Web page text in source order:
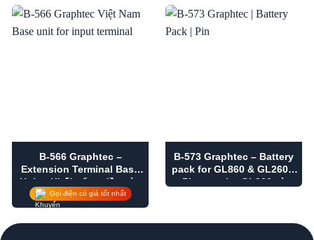
B-566 Graphtec –
Extension Terminal Base
Unit – Khối cổng đầu vào
Gọi điện có giá tốt nhất
B-573 Graphtec – Battery
pack for GL860 & GL260 –
Pin sạc cho GL860 và